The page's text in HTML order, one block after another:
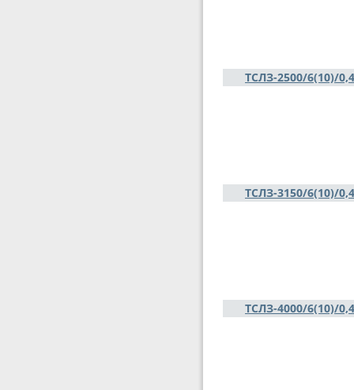
ТСЛЗ-2500/6(10)/0,4
ТСЛЗ-3150/6(10)/0,4
ТСЛЗ-4000/6(10)/0,4